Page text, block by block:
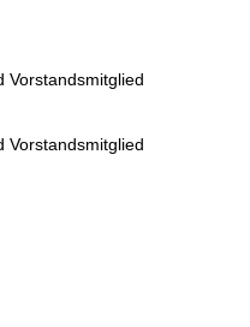
Vorstandsmitglied
Vorstandsmitglied